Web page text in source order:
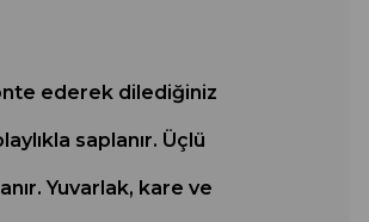
ederek dilediğiniz
saplanır. Üçlü
Yuvarlak, kare ve